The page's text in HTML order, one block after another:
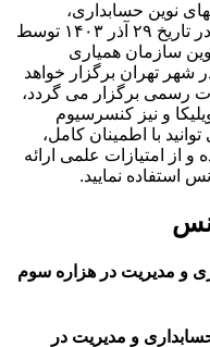
نوین حسابداری،
مدیریت و علوم انسانی در هزاره سوم در تاریخ ۲۹ آذر ۱۴۰۳ توسط
سازمان همیاری
شهر تهران برگزار خواهد
رسمی برگزار می گردد،
و نیز کنسرسیوم
با اطمینان کامل،
و از امتیازات علمی ارائه
استفاده نمایید.
و مدیریت در هزاره سوم
و مدیریت در